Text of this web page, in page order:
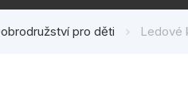
pro děti pro děti Ledové